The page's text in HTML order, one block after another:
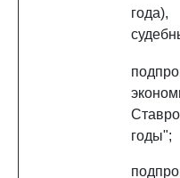
годы";